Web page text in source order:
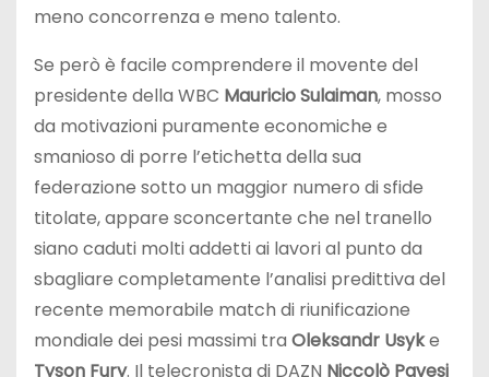
meno concorrenza e meno talento.
Se però è facile comprendere il movente del
presidente della WBC Mauricio Sulaiman, mosso
da motivazioni puramente economiche e
smanioso di porre l’etichetta della sua
federazione sotto un maggior numero di sfide
titolate, appare sconcertante che nel tranello
siano caduti molti addetti ai lavori al punto da
sbagliare completamente l’analisi predittiva del
recente memorabile match di riunificazione
mondiale dei pesi massimi tra Oleksandr Usyke
Tyson Fury. Il telecronista di DAZN Niccolò Pavesi